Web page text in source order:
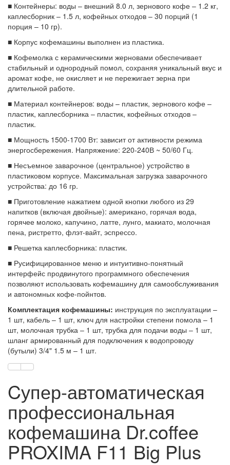
■ Контейнеры: воды – внешний 8.0 л, зернового кофе – 1.2 кг,
каплесборник – 1.5 л, кофейных отходов – 30 порций (1
порция – 10 гр).
■ Корпус кофемашины выполнен из пластика.
■ Кофемолка с керамическими жерновами обеспечивает
стабильный и однородный помол, сохраняя уникальный вкус и
аромат кофе, не окисляет и не пережигает зерна при
длительной работе.
■ Материал контейнеров: воды – пластик, зернового кофе –
пластик, каплесборника – пластик, кофейных отходов –
пластик.
■ Мощность 1500-1700 Вт: зависит от активности режима
энергосбережения. Напряжение: 220-240В ~ 50/60 Гц.
■ Несъемное заварочное (центральное) устройство в
пластиковом корпусе. Максимальная загрузка заварочного
устройства: до 16 гр.
■ Приготовление нажатием одной кнопки любого из 29
напитков (включая двойные): американо, горячая вода,
горячее молоко, капучино, латте, лунго, макиато, молочная
пена, ристретто, флэт-вайт, эспрессо.
■ Решетка каплесборника: пластик.
■ Русифицированное меню и интуитивно-понятный
интерфейс продвинутого программного обеспечения
позволяют использовать кофемашину для самообслуживания
и автономных кофе-пойнтов.
Комплектация кофемашины: инструкция по эксплуатации –
1 шт, кабель – 1 шт, ключ для настройки степени помола – 1
шт, молочная трубка – 1 шт, трубка для подачи воды – 1 шт,
шланг армированный для подключения к водопроводу
(бутыли) 3/4" 1.5 м – 1 шт.
Cупер-автоматическая
профессиональная
кофемашина Dr.coffee
PROXIMA F11 Big Plus